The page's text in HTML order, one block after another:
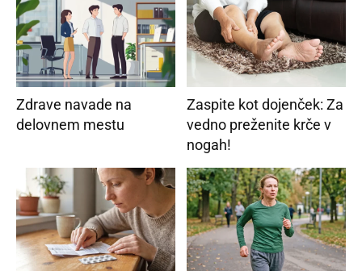
Zdrave navade na
delovnem mestu
Zaspite kot dojenček: Za
vedno preženite krče v
nogah!